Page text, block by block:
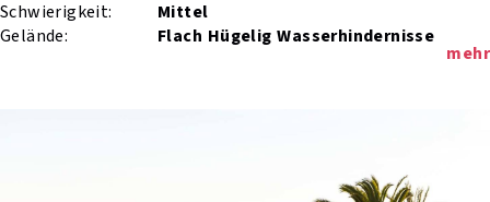
Schwierigkeit:
Mittel
Gelände:
Flach Hügelig Wasserhindernisse
mehr